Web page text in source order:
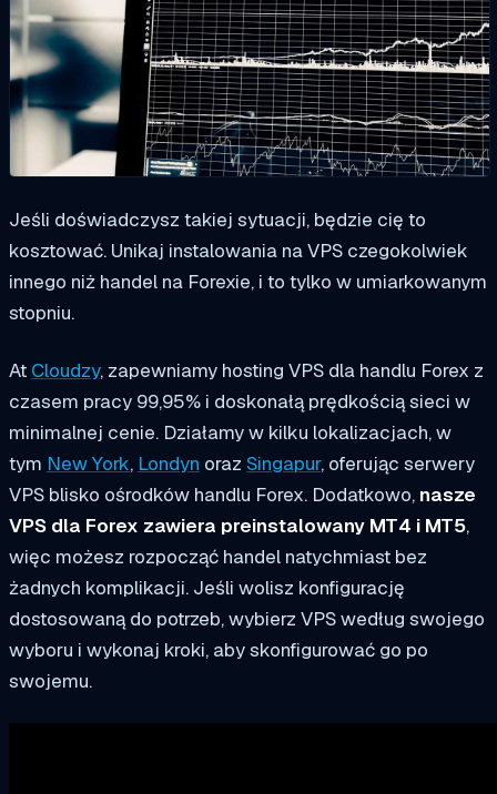
Jeśli doświadczysz takiej sytuacji, będzie cię to
kosztować. Unikaj instalowania na VPS czegokolwiek
innego niż handel na Forexie, i to tylko w umiarkowanym
stopniu.
At Cloudzy, zapewniamy hosting VPS dla handlu Forex z
czasem pracy 99,95% i doskonałą prędkością sieci w
minimalnej cenie. Działamy w kilku lokalizacjach, w
tym New York, Londyn oraz Singapur, oferując serwery
VPS blisko ośrodków handlu Forex. Dodatkowo, nasze
VPS dla Forex zawiera preinstalowany MT4 i MT5,
więc możesz rozpocząć handel natychmiast bez
żadnych komplikacji. Jeśli wolisz konfigurację
dostosowaną do potrzeb, wybierz VPS według swojego
wyboru i wykonaj kroki, aby skonfigurować go po
swojemu.